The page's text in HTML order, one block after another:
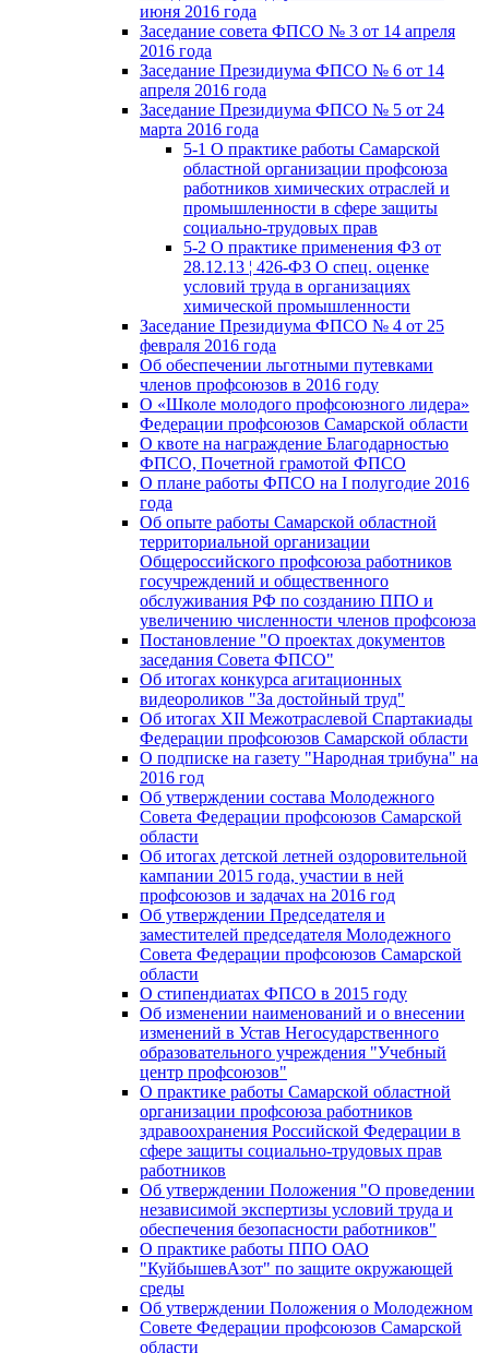
июня 2016 года
Заседание совета ФПСО № 3 от 14 апреля
2016 года
Заседание Президиума ФПСО № 6 от 14
апреля 2016 года
Заседание Президиума ФПСО № 5 от 24
марта 2016 года
5-1 О практике работы Самарской
областной организации профсоюза
работников химических отраслей и
промышленности в сфере защиты
социально-трудовых прав
5-2 О практике применения ФЗ от
28.12.13 ¦ 426-ФЗ О спец. оценке
условий труда в организациях
химической промышленности
Заседание Президиума ФПСО № 4 от 25
февраля 2016 года
Об обеспечении льготными путевками
членов профсоюзов в 2016 году
О «Школе молодого профсоюзного лидера»
Федерации профсоюзов Самарской области
О квоте на награждение Благодарностью
ФПСО, Почетной грамотой ФПСО
О плане работы ФПСО на I полугодие 2016
года
Об опыте работы Самарской областной
территориальной организации
Общероссийского профсоюза работников
госучреждений и общественного
обслуживания РФ по созданию ППО и
увеличению численности членов профсоюза
Постановление "О проектах документов
заседания Совета ФПСО"
Об итогах конкурса агитационных
видеороликов "За достойный труд"
Об итогах XII Межотраслевой Спартакиады
Федерации профсоюзов Самарской области
О подписке на газету "Народная трибуна" на
2016 год
Об утверждении состава Молодежного
Совета Федерации профсоюзов Самарской
области
Об итогах детской летней оздоровительной
кампании 2015 года, участии в ней
профсоюзов и задачах на 2016 год
Об утверждении Председателя и
заместителей председателя Молодежного
Совета Федерации профсоюзов Самарской
области
О стипендиатах ФПСО в 2015 году
Об изменении наименований и о внесении
изменений в Устав Негосударственного
образовательного учреждения "Учебный
центр профсоюзов"
О практике работы Самарской областной
организации профсоюза работников
здравоохранения Российской Федерации в
сфере защиты социально-трудовых прав
работников
Об утверждении Положения "О проведении
независимой экспертизы условий труда и
обеспечения безопасности работников"
О практике работы ППО ОАО
"КуйбышевАзот" по защите окружающей
среды
Об утверждении Положения о Молодежном
Совете Федерации профсоюзов Самарской
области